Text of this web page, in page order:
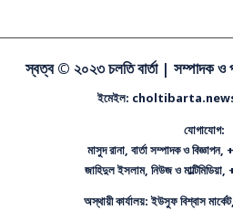
স্বত্ব © ২০২৩ চলতি বার্তা | সম্পাদক ও
ইমেইল:
যোগাযোগ:
মাসুদ রানা, বার্তা সম্পাদক ও
জাহিদুল ইসলাম, নিউজ ও
অস্থায়ী কার্যালয়: ইউসুফ বিশ্বাস